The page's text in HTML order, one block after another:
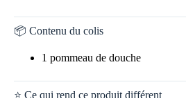
📦 Contenu du colis
1 pommeau de douche
⭐ Ce qui rend ce produit différent